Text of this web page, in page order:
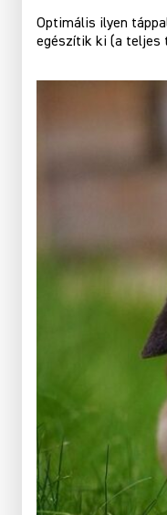
Optimális ilyen
egészítik ki (a teljes